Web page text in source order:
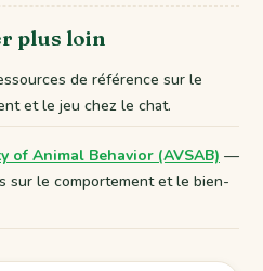
plus loin
de référence sur le
et le jeu chez le chat.
of Animal Behavior (AVSAB) —
sur le comportement et le bien-